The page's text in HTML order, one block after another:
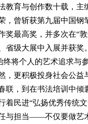
教育与创作数十载，主
，曾斩获第九届中国钢
奖最高奖，并多次在“
省级大展中入展并获奖
终将个人的艺术追求与
，更积极投身社会公益
联，到在书法培训中倾
着民进“弘扬优秀传统
与担当——不仅要做艺